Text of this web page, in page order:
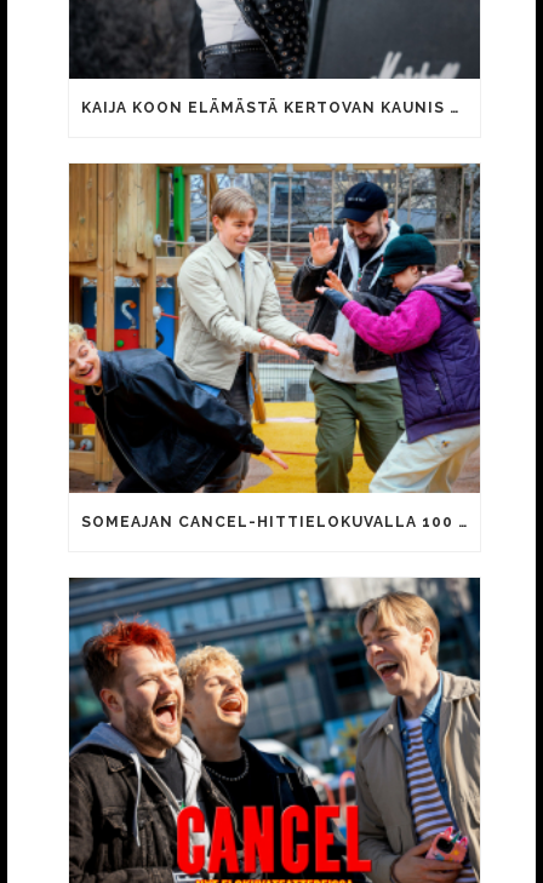
KAIJA KOON ELÄMÄSTÄ KERTOVAN KAUNIS RIETAS ONNELLINEN -ELOKUVAN TRAILER JULKI
SOMEAJAN CANCEL-HITTIELOKUVALLA 100 000 KATSOJAA!